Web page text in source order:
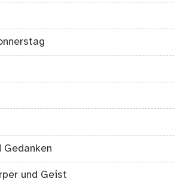
Gedanken
und Geist